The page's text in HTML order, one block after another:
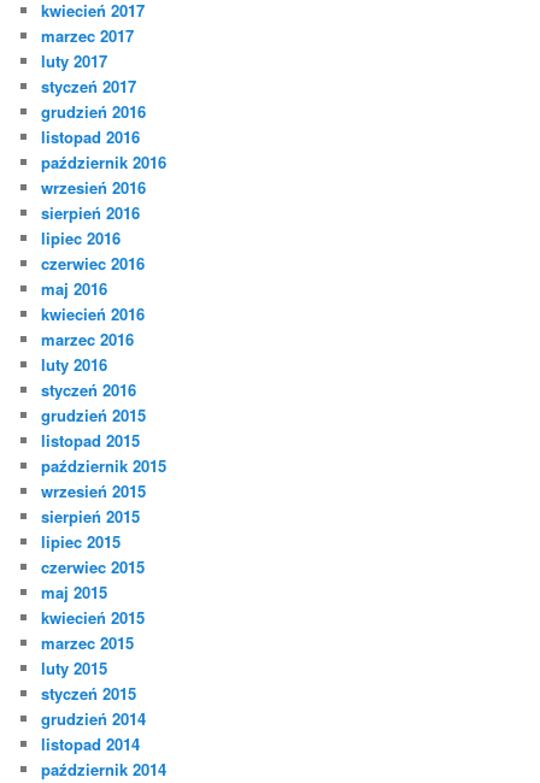
kwiecień 2017
marzec 2017
luty 2017
styczeń 2017
grudzień 2016
listopad 2016
październik 2016
wrzesień 2016
sierpień 2016
lipiec 2016
czerwiec 2016
maj 2016
kwiecień 2016
marzec 2016
luty 2016
styczeń 2016
grudzień 2015
listopad 2015
październik 2015
wrzesień 2015
sierpień 2015
lipiec 2015
czerwiec 2015
maj 2015
kwiecień 2015
marzec 2015
luty 2015
styczeń 2015
grudzień 2014
listopad 2014
październik 2014